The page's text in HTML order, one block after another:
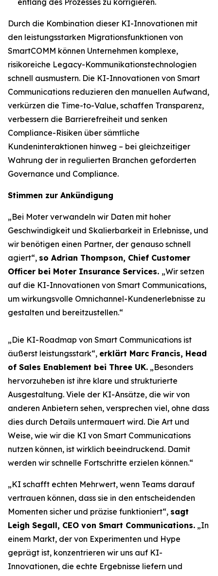
Durch die Kombination dieser KI-Innovationen mit
den leistungsstarken Migrationsfunktionen von
SmartCOMM können Unternehmen komplexe,
risikoreiche Legacy-Kommunikationstechnologien
schnell ausmustern. Die KI-Innovationen von Smart
Communications reduzieren den manuellen Aufwand,
verkürzen die Time-to-Value, schaffen Transparenz,
verbessern die Barrierefreiheit und senken
Compliance-Risiken über sämtliche
Kundeninteraktionen hinweg – bei gleichzeitiger
Wahrung der in regulierten Branchen geforderten
Governance und Compliance.
Stimmen zur Ankündigung
„Bei Moter verwandeln wir Daten mit hoher
Geschwindigkeit und Skalierbarkeit in Erlebnisse, und
wir benötigen einen Partner, der genauso schnell
agiert“, so Adrian Thompson, Chief Customer
Officer bei Moter Insurance Services. „Wir setzen
auf die KI-Innovationen von Smart Communications,
um wirkungsvolle Omnichannel-Kundenerlebnisse zu
gestalten und bereitzustellen.“
„Die KI-Roadmap von Smart Communications ist
äußerst leistungsstark“, erklärt Marc Francis, Head
of Sales Enablement bei Three UK. „Besonders
hervorzuheben ist ihre klare und strukturierte
Ausgestaltung. Viele der KI-Ansätze, die wir von
anderen Anbietern sehen, versprechen viel, ohne dass
dies durch Details untermauert wird. Die Art und
Weise, wie wir die KI von Smart Communications
nutzen können, ist wirklich beeindruckend. Damit
werden wir schnelle Fortschritte erzielen können.“
„KI schafft echten Mehrwert, wenn Teams darauf
vertrauen können, dass sie in den entscheidenden
Momenten sicher und präzise funktioniert“, sagt
Leigh Segall, CEO von Smart Communications. „In
einem Markt, der von Experimenten und Hype
geprägt ist, konzentrieren wir uns auf KI-
Innovationen, die echte Ergebnisse liefern und